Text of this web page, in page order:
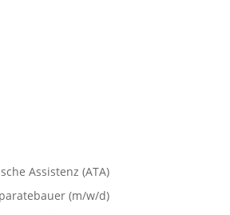
Assistenz (ATA)
(m/w/d)